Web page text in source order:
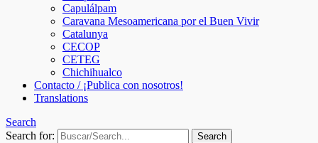
Capulálpam
Caravana Mesoamericana por el Buen Vivir
Catalunya
CECOP
CETEG
Chichihualco
Contacto / ¡Publica con nosotros!
Translations
Search
Search for: